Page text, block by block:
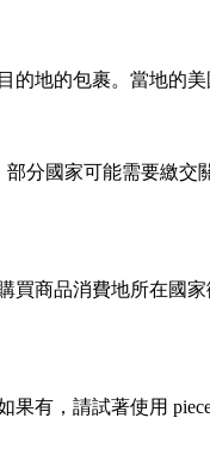
地的包裹。當地的
分國家可能需要繳
商品消費地所在國
有，請試著使用